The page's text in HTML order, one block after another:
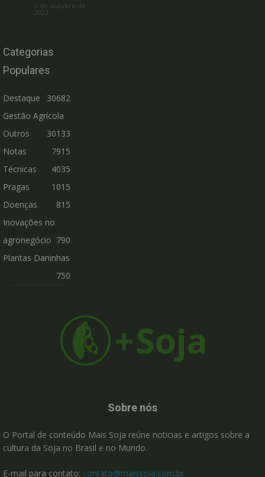
3 de outubro de
2023
Categorias
Populares
Destaque
30682
Gestão Agrícola
30133
Outros
7915
Notas
Técnicas
4035
Pragas
1015
Doenças
815
Inovações no
agronegócio 790
Plantas Daninhas
750
Sobre nós
O Portal de conteúdo Mais Soja reúne noticias e artigos sobre a
cultura da Soja no Brasil e no Mundo.
E-mail para contato: contato@maissoja.com.br